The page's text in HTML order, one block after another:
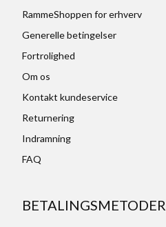
RammeShoppen for erhverv
Generelle betingelser
Fortrolighed
Om os
Kontakt kundeservice
Returnering
Indramning
FAQ
BETALINGSMETODER